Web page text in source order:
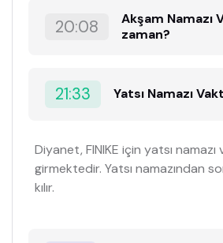
20:08
Akşam Namazı
zaman?
21:33 Yatsı Namazı
Diyanet, FINIKE için yatsı
girmektedir. Yatsı namazından
kılır.